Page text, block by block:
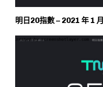
明日20指數 – 2021 年 1